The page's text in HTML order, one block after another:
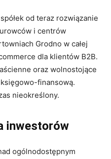
od teraz rozwiązanie
i centrów
Grodno w całej
dla klientów B2B.
oraz wolnostojące
księgowo-finansową.
nieokreślony.
inwestorów
ogólnodostępnym